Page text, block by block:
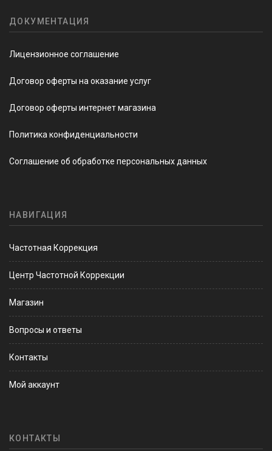
ДОКУМЕНТАЦИЯ
Лицензионное соглашение
Договор оферты на оказание услуг
Договор оферты интернет магазина
Политика конфиденциальности
Соглашение об обработке персональных данных
НАВИГАЦИЯ
Частотная Коррекция
Центр Частотной Коррекции
Магазин
Вопросы и ответы
Контакты
Мой аккаунт
КОНТАКТЫ